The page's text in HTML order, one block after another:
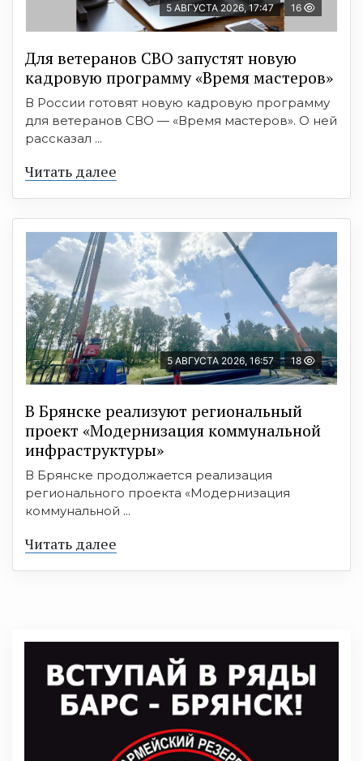
5 АВГУСТА 2026, 17:47 16
Для ветеранов СВО запустят новую
кадровую программу «Время мастеров»
В России готовят новую кадровую программу
для ветеранов СВО — «Время мастеров». О ней
рассказал ...
Читать далее
5 АВГУСТА 2026, 16:57 18
В Брянске реализуют региональный
проект «Модернизация коммунальной
инфраструктуры»
В Брянске продолжается реализация
регионального проекта «Модернизация
коммунальной ...
Читать далее